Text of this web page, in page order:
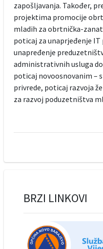
zapošljavanja. Također,
projektima promocije
mladih za obrtnička-
poticaj za unaprjeđenje
unapređenje
administrativnih usluga
poticaj novoosnovanim –
privrede, poticaj razvoja
za razvoj poduzetništva
BRZI LINKOVI